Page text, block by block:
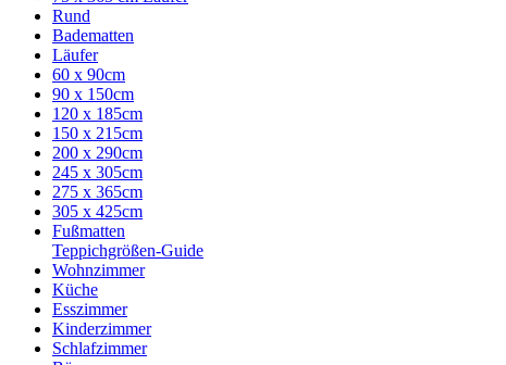
Rund
Badematten
Läufer
60 x 90cm
90 x 150cm
120 x 185cm
150 x 215cm
200 x 290cm
245 x 305cm
275 x 365cm
305 x 425cm
Fußmatten
Teppichgrößen-Guide
Wohnzimmer
Küche
Esszimmer
Kinderzimmer
Schlafzimmer